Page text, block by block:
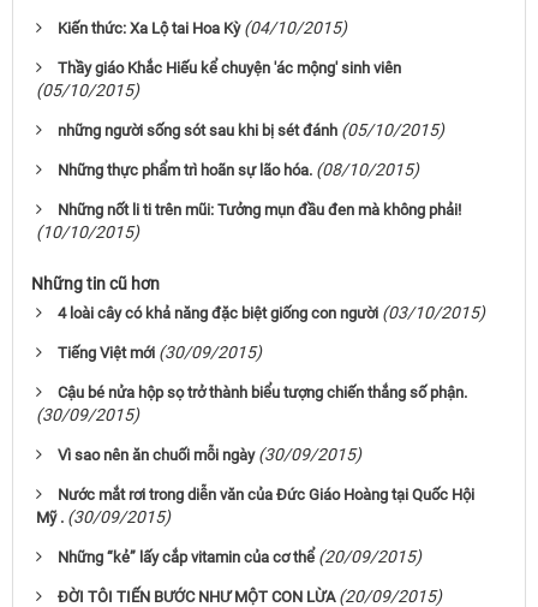
Kiến thức: Xa Lộ tai Hoa Kỳ (04/10/2015)
Thầy giáo Khắc Hiếu kể chuyện 'ác mộng' sinh viên
(05/10/2015)
những người sống sót sau khi bị sét đánh (05/10/2015)
Những thực phẩm trì hoãn sự lão hóa. (08/10/2015)
Những nốt li ti trên mũi: Tưởng mụn đầu đen mà không phải!
(10/10/2015)
Những tin cũ hơn
4 loài cây có khả năng đặc biệt giống con người (03/10/2015)
Tiếng Việt mới (30/09/2015)
Cậu bé nửa hộp sọ trở thành biểu tượng chiến thắng số phận.
(30/09/2015)
Vì sao nên ăn chuối mỗi ngày (30/09/2015)
Nước mắt rơi trong diễn văn của Đức Giáo Hoàng tại Quốc Hội
Mỹ . (30/09/2015)
Những “kẻ” lấy cắp vitamin của cơ thể (20/09/2015)
ĐỜI TÔI TIẾN BƯỚC NHƯ MỘT CON LỪA (20/09/2015)